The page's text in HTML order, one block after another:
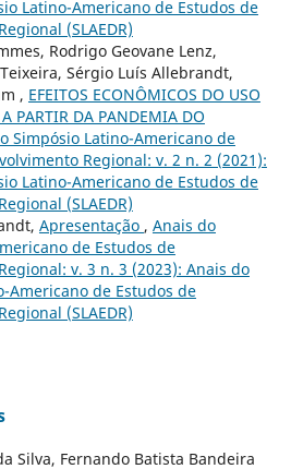
Latino-Americano de Estudos de
(SLAEDR)
Rodrigo Geovane Lenz,
Sérgio Luís Allebrandt,
, EFEITOS ECONÔMICOS DO USO
PARTIR DA PANDEMIA DO
Simpósio Latino-Americano de
Regional: v. 2 n. 2 (2021):
Latino-Americano de Estudos de
(SLAEDR)
Apresentação , Anais do
de Estudos de
v. 3 n. 3 (2023): Anais do
Americano de Estudos de
(SLAEDR)
Silva, Fernando Batista Bandeira